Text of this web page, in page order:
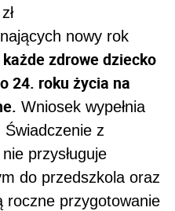
nowy rok
zdrowe dziecko
24. roku życia na
Wniosek wypełnia
z
nie przysługuje
do przedszkola oraz
roczne przygotowanie